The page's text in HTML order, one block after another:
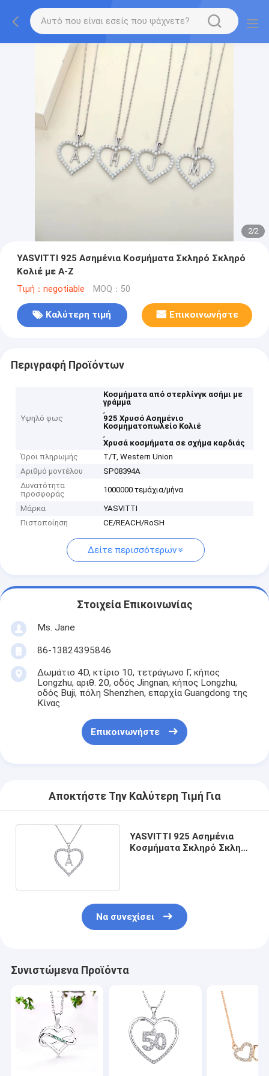
2/2
YASVITTI 925 Ασημένια Κοσμήματα Σκληρό Σκληρό
Κολιέ με Α-Ζ
Τιμή：negotiable MOQ：50
Καλύτερη τιμή Επικοινωνήστε
Περιγραφή Προϊόντων
Υψηλό φως
Κοσμήματα από στερλίνγκ ασήμι με
γράμμα
,
925 Χρυσό Ασημένιο
Κοσμηματοπωλείο Κολιέ
,
Χρυσά κοσμήματα σε σχήμα καρδιάς
Όροι πληρωμής
T/T, Western Union
Αριθμό μοντέλου
SP08394Α
Δυνατότητα
προσφοράς
1000000 τεμάχια/μήνα
Μάρκα
YASVITTI
Πιστοποίηση
CE/REACH/RoSH
Δείτε περισσότερων
Στοιχεία Επικοινωνίας
Ms. Jane
86-13824395846
Δωμάτιο 4D, κτίριο 10, τετράγωνο Γ, κήπος
Longzhu, αριθ. 20, οδός Jingnan, κήπος Longzhu,
οδός Buji, πόλη Shenzhen, επαρχία Guangdong της
Κίνας
Επικοινωνήστε
Αποκτήστε Την Καλύτερη Τιμή Για
YASVITTI 925 Ασημένια
Κοσμήματα Σκληρό Σκληρό
Να συνεχίσει
Συνιστώμενα Προϊόντα